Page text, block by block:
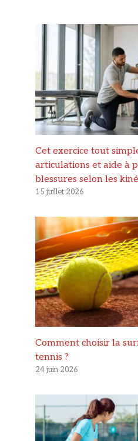
Cet exercice tout
articulations et aide à
blessures selon les
15 juillet 2026
Comment choisir la
tennis ?
24 juin 2026